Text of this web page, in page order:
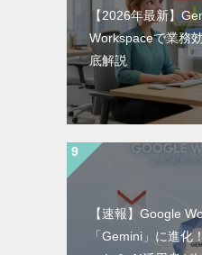
【2026年最新】
Workspaceで業務
底解説
【速報】Google
「Gemini」に進化